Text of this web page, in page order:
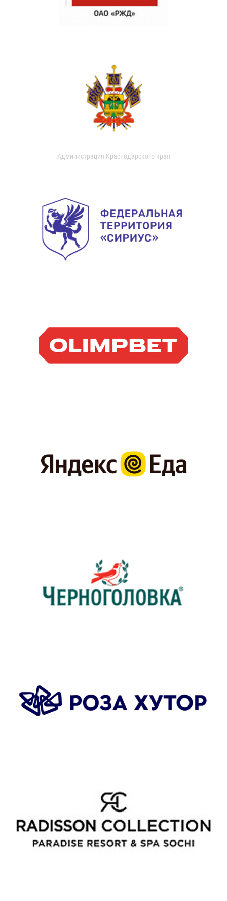
Администрация Краснодарского края